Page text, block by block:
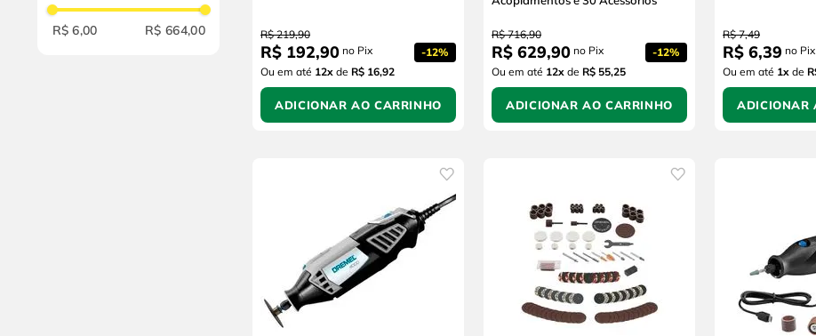
R$ 6,00 R$ 664,00 R$ 219,90
R$ 192,90 no Pix -12%
Ou em até 12x de R$ 16,92
ADICIONAR AO CARRINHO
R$ 716,90
R$ 629,90 no Pix -12%
Ou em até 12x de R$ 55,25
ADICIONAR AO CARRINHO
R$ 7,49
R$ 6,39 no Pix
Ou em até 1x de
ADICIONAR